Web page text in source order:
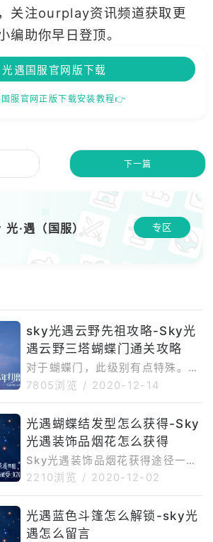
关注ourplay资讯频道获取更
编助你早日登顶。
光遇国服官网版下载
服官网正版下载安装教程👉
下一篇
·遇（国服） 专区
sky光遇云野先祖攻略-Sky光
遇云野三塔蝴蝶门通关攻略
对于蝴蝶门，此级别有点特殊。它
要求我们喝酒以组建团队，然后依
么无论我们多么强大，水平机制都
是不同的。
7805浏览 / 2020-12-14
光遇蝴蝶结发型怎么获得-Sky
光遇装饰品烟花怎么获得
Sky光遇装饰品烟花获得途径一览
这个并不是表情哟，是一种装饰，
作为后面几个的道具，更是需要6
个彩虹爱
2210浏览 / 2020-12-02
光遇蓝色斗篷怎么解锁-sky光
遇怎么留言